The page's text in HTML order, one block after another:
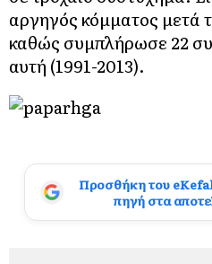
αργηγός κόμματος μετά
καθώς συμπλήρωσε 22
αυτή (1991-2013).
Προσθήκη του
πηγή στα